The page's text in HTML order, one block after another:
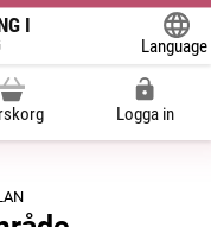
I
Language
Logga in